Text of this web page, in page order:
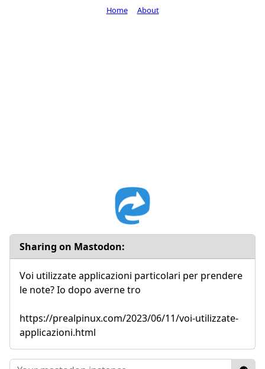
Sharing on Mastodon:
Voi utilizzate applicazioni particolari per prendere
le note? Io dopo averne tro
https://prealpinux.com/2023/06/11/voi-utilizzate-
applicazioni.html
Home About